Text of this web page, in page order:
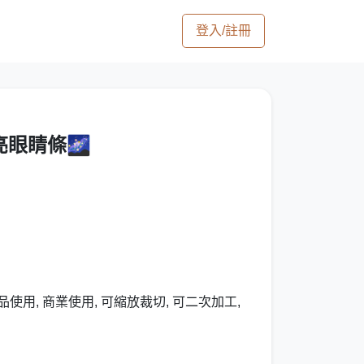
登入/註冊
眼睛條🌌
使用, 商業使用, 可縮放裁切, 可二次加工,